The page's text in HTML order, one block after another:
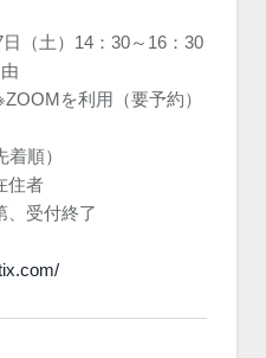
日（土）14：30～16：30
を利用（要予約）
着順）
住者
、受付終了